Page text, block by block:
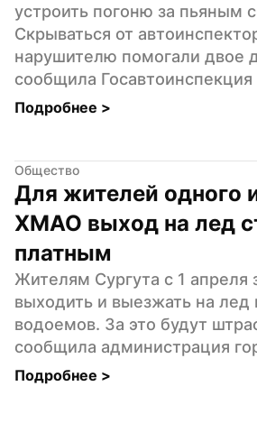
устроить погоню за пьяным
Скрываться от
нарушителю помогали двое
сообщила
Подробнее >
Общество
Для жителей одного
ХМАО выход на лед
платным
Жителям Сургута с 1 апреля
выходить и выезжать на лед
водоемов. За это будут
сообщила администрация
Подробнее >